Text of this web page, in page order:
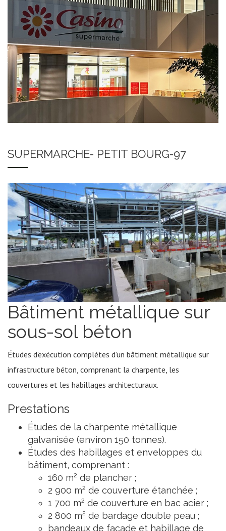
SUPERMARCHE- PETIT BOURG-97
Bâtiment métallique sur
sous-sol béton
Études d’exécution complètes d’un bâtiment métallique sur
infrastructure béton, comprenant la charpente, les
couvertures et les habillages architecturaux.
Prestations
Études de la charpente métallique
galvanisée (environ 150 tonnes).
Études des habillages et enveloppes du
bâtiment, comprenant :
160 m² de plancher ;
2 900 m² de couverture étanchée ;
1 700 m² de couverture en bac acier ;
2 800 m² de bardage double peau ;
bandeaux de façade et habillage de